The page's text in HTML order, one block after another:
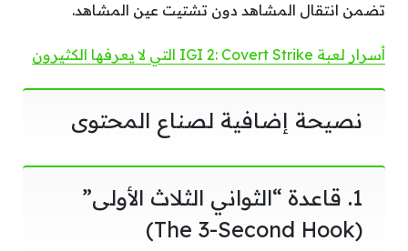
تضمن انتقال المشاهد دون تشتيت عين المشاهد.
أسرار لعبة IGI 2: Covert Strike التي لا يعرفها الكثيرون
نصيحة إضافية لصناع المحتوى
1. قاعدة “الثواني الثلاث الأولى”
(The 3-Second Hook)